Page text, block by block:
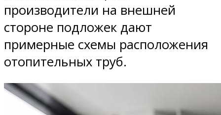
производители на внешней
стороне подложек дают
примерные схемы расположения
отопительных труб.